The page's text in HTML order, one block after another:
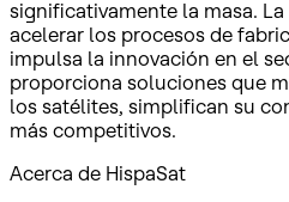
significativamente la masa.
acelerar los procesos de
impulsa la innovación en el
proporciona soluciones que
los satélites, simplifican su
más competitivos.
Acerca de HispaSat